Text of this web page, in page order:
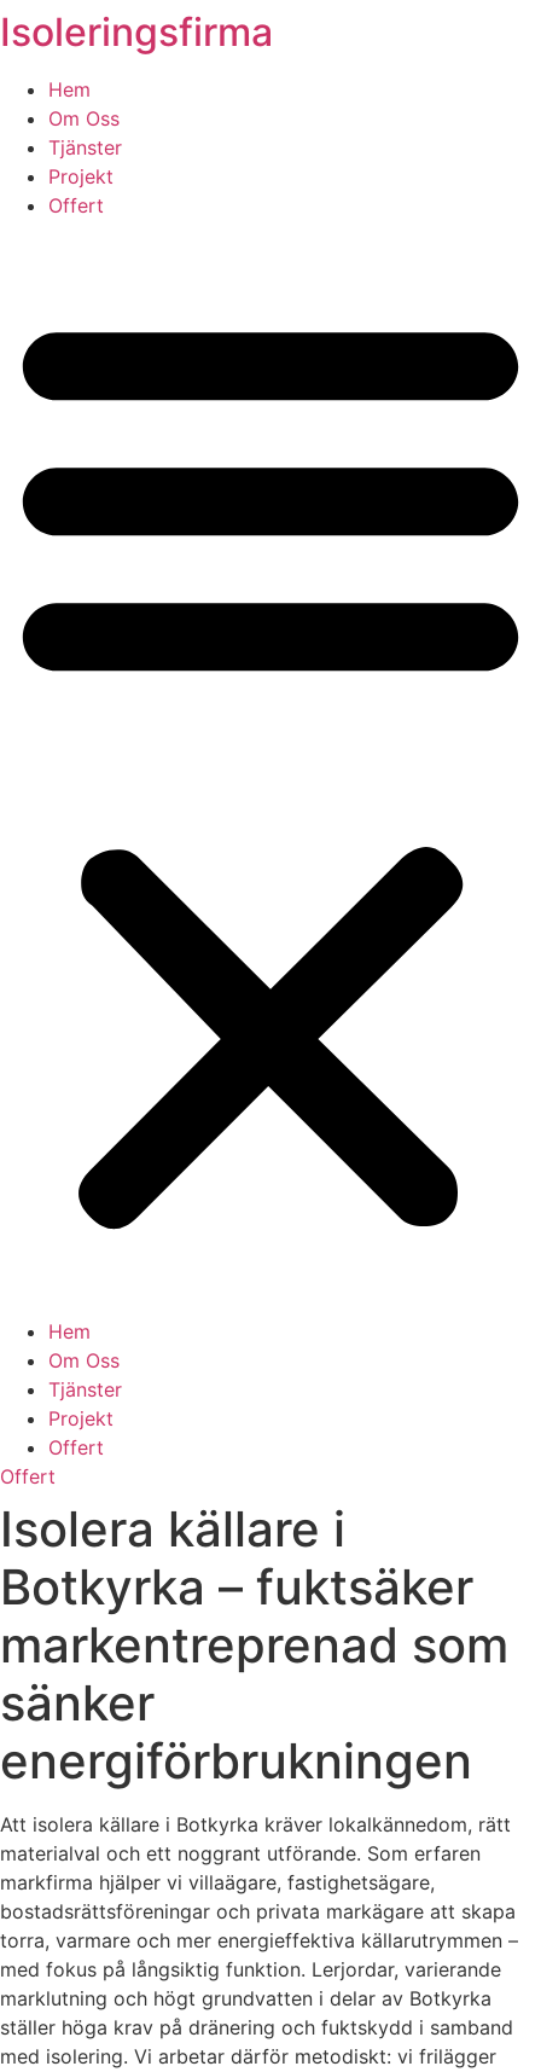
Skip
to
content
Isoleringsfirma
Hem
Om Oss
Tjänster
Projekt
Offert
Hem
Om Oss
Tjänster
Projekt
Offert
Offert
Isolera källare i
Botkyrka – fuktsäker
markentreprenad som
sänker
energiförbrukningen
Att isolera källare i Botkyrka kräver lokalkännedom, rätt
materialval och ett noggrant utförande. Som erfaren
markfirma hjälper vi villaägare, fastighetsägare,
bostadsrättsföreningar och privata markägare att skapa
torra, varmare och mer energieffektiva källarutrymmen –
med fokus på långsiktig funktion. Lerjordar, varierande
marklutning och högt grundvatten i delar av Botkyrka
ställer höga krav på dränering och fuktskydd i samband
med isolering. Vi arbetar därför metodiskt: vi frilägger